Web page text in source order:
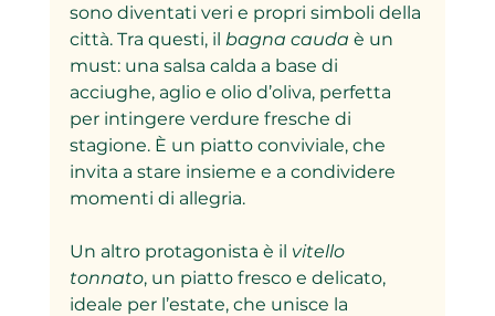
sono diventati veri e propri simboli della
città. Tra questi, il bagna cauda è un
must: una salsa calda a base di
acciughe, aglio e olio d’oliva, perfetta
per intingere verdure fresche di
stagione. È un piatto conviviale, che
invita a stare insieme e a condividere
momenti di allegria.
Un altro protagonista è il vitello
tonnato, un piatto fresco e delicato,
ideale per l’estate, che unisce la